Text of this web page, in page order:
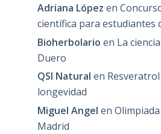
Adriana López en
científica para estudiantes
Bioherbolario en La
Duero
QSI Natural en
longevidad
Miguel Angel en
Madrid